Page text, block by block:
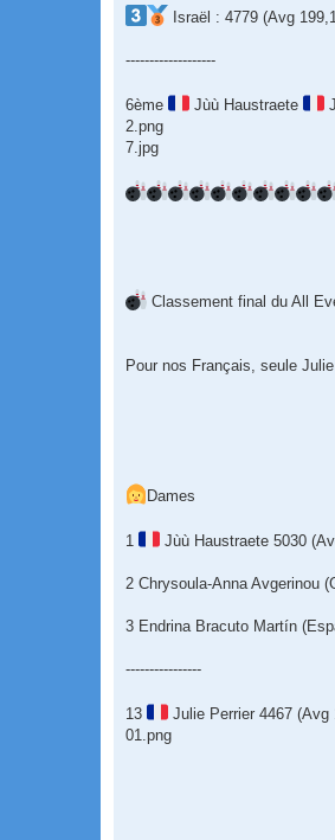
Israël : 4779 (Avg
-------------------
6ème Jùù Haustraete
2.png
7.jpg
Classement final du All
Pour nos Français, seule
Dames
1 Jùù Haustraete 5030
2 Chrysoula-Anna Avgerinou
3 Endrina Bracuto Martín
----------------
13
Julie Perrier 4467 (Avg
01.png